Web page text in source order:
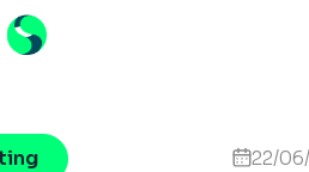
Navegação
22/